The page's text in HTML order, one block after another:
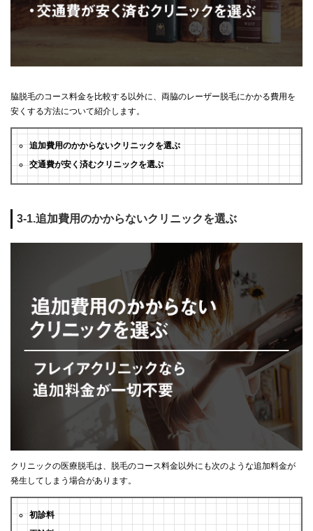
脇脱毛のコース料金を比較する以外に、両脇のレーザー脱毛にかかる費用を
安くする方法について紹介します。
追加費用のかからないクリニックを選ぶ
交通費が安く済むクリニックを選ぶ
3-1.追加費用のかからないクリニックを選ぶ
クリニックの医療脱毛は、脱毛のコース料金以外にも次のような追加料金が
発生してしまう場合があります。
初診料